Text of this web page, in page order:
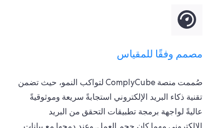
مصمم وفقًا للمقياس
صُممت منصة ComplyCube لتواكب النمو، حيث تضمن
تقنية ذكاء البريد الإلكتروني استجابةً سريعة وموثوقيةً
عاليةً لواجهة برمجة تطبيقات التحقق من البريد